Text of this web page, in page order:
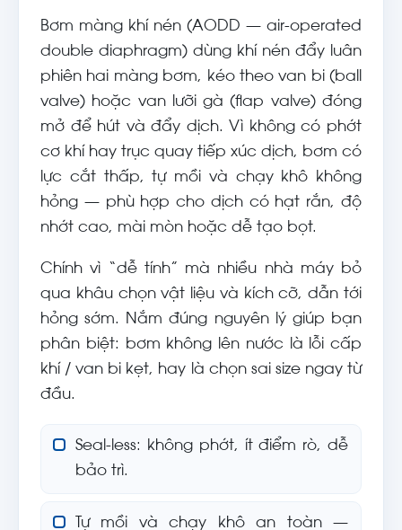
Bơm màng khí nén (AODD — air-operated
double diaphragm) dùng khí nén đẩy luân
phiên hai màng bơm, kéo theo van bi (ball
valve) hoặc van lưỡi gà (flap valve) đóng
mở để hút và đẩy dịch. Vì không có phớt
cơ khí hay trục quay tiếp xúc dịch, bơm có
lực cắt thấp, tự mồi và chạy khô không
hỏng — phù hợp cho dịch có hạt rắn, độ
nhớt cao, mài mòn hoặc dễ tạo bọt.
Chính vì “dễ tính” mà nhiều nhà máy bỏ
qua khâu chọn vật liệu và kích cỡ, dẫn tới
hỏng sớm. Nắm đúng nguyên lý giúp bạn
phân biệt: bơm không lên nước là lỗi cấp
khí / van bi kẹt, hay là chọn sai size ngay từ
đầu.
Seal-less: không phớt, ít điểm rò, dễ
bảo trì.
Tự mồi và chạy khô an toàn —